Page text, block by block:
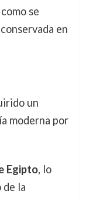
se
en
un
moderna por
Egipto, lo
de la